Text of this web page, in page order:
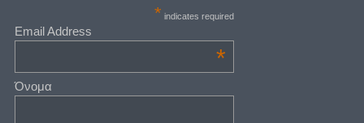
* indicates required
Email Address
*
Όνομα